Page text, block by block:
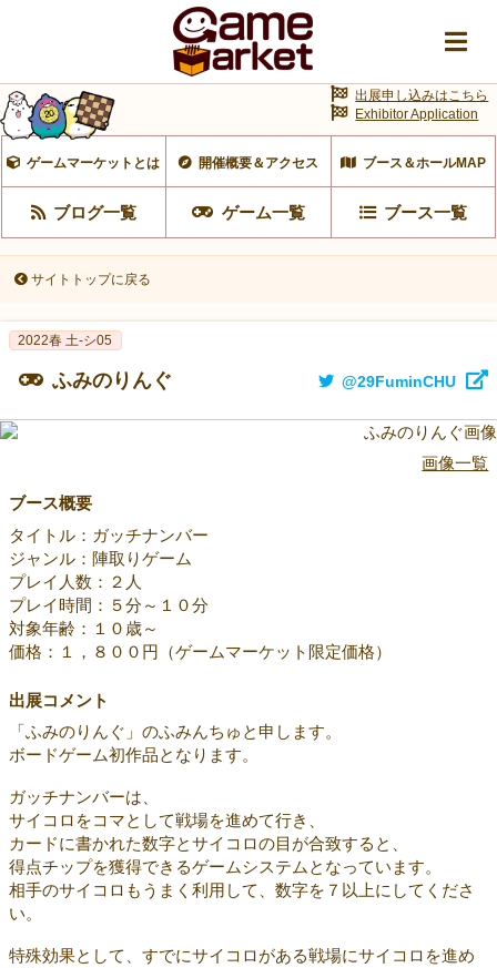
ゲームマーケットとは 開催概要＆アクセス ブース＆ホールMAP
ブログ一覧 ゲーム一覧 ブース一覧
出展申し込みはこちら
Exhibitor Application
サイトトップに戻る
2022春 土-シ05
ふみのりんぐ @29FuminCHU
画像一覧
ブース概要
タイトル：ガッチナンバー
ジャンル：陣取りゲーム
プレイ人数：２人
プレイ時間：５分～１０分
対象年齢：１０歳～
価格：１，８００円（ゲームマーケット限定価格）
出展コメント
「ふみのりんぐ」のふみんちゅと申します。
ボードゲーム初作品となります。
ガッチナンバーは、
サイコロをコマとして戦場を進めて行き、
カードに書かれた数字とサイコロの目が合致すると、
得点チップを獲得できるゲームシステムとなっています。
相手のサイコロもうまく利用して、数字を７以上にしてくださ
い。
特殊効果として、すでにサイコロがある戦場にサイコロを進め